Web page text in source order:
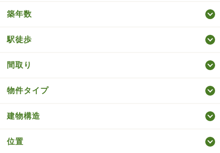
築年数
駅徒歩
間取り
物件タイプ
建物構造
位置